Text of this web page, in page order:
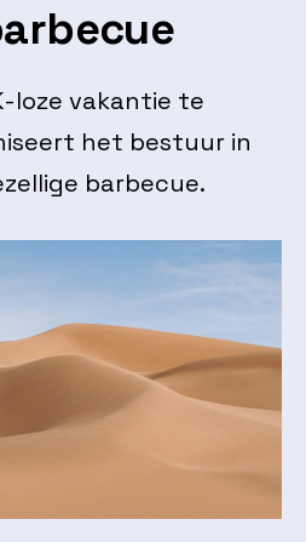
loze vakantie te
het bestuur in
barbecue.